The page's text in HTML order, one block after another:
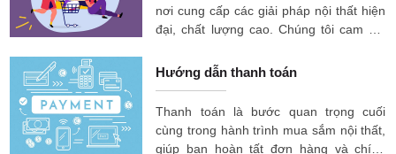
chính:nơi cung cấp các giải pháp nội thất hiện
đại, chất lượng cao. Chúng tôi cam kết
bạch, dễ dàng và nhanh chóng nhất,
và làm việc hoàn hảo. Để đảm bảo trải
nghiệm tốt nhất, quý khách có thể lựa
chọn mua sắm qua các kênh: Trực tuyến
Hướng dẫn thanh toán
Thanh toán là bước quan trọng cuối
cùng trong hành trình mua sắm nội thất,
giúp bạn hoàn tất đơn hàng và chính